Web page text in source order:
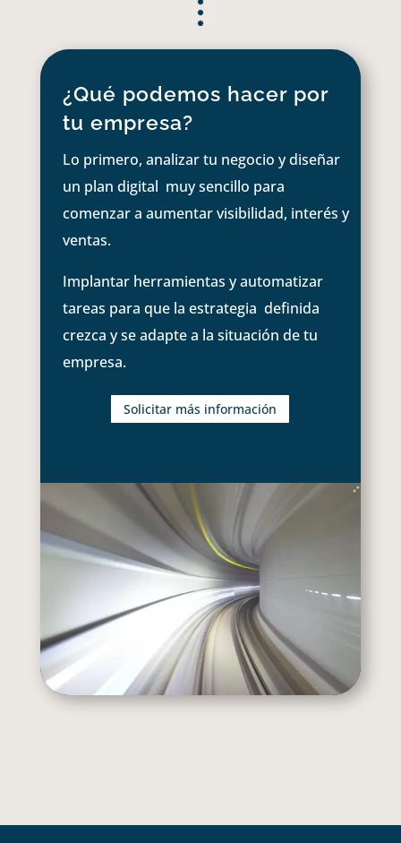
¿Qué podemos hacer por
tu empresa?
Lo primero, analizar tu negocio y diseñar
un plan digital muy sencillo para
comenzar a aumentar visibilidad, interés y
ventas.
Implantar herramientas y automatizar
tareas para que la estrategia definida
crezca y se adapte a la situación de tu
empresa.
Solicitar más información